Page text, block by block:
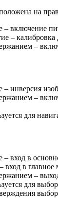
на
– включение
– калибровка
–
– инверсия
–
для
– вход в
вход в
–
для